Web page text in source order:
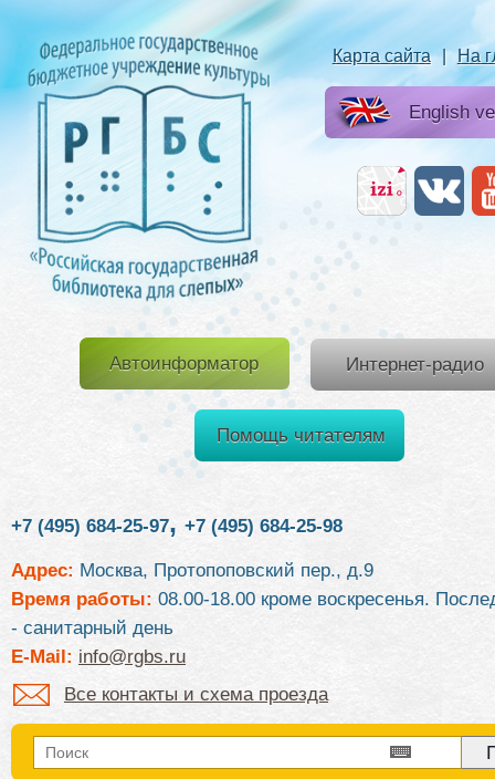
Карта сайта | На
English
Автоинформатор Интернет-радио
Помощь читателям
+7 (495) 684-25-97, +7 (495) 684-25-98
Адрес: Москва, Протопоповский пер., д.9
Время работы: 08.00-18.00 кроме воскресенья.
- санитарный день
E-Mail: info@rgbs.ru
Все контакты и схема проезда